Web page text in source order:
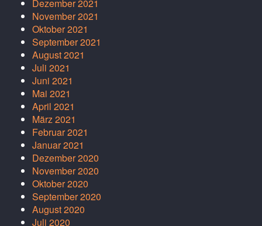
Dezember 2021
November 2021
Oktober 2021
September 2021
August 2021
Juli 2021
Juni 2021
Mai 2021
April 2021
März 2021
Februar 2021
Januar 2021
Dezember 2020
November 2020
Oktober 2020
September 2020
August 2020
Juli 2020